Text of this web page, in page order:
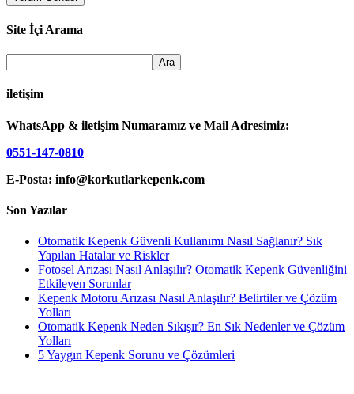
Site İçi Arama
iletişim
WhatsApp & iletişim Numaramız ve Mail Adresimiz:
0551-147-0810
E-Posta: info@korkutlarkepenk.com
Son Yazılar
Otomatik Kepenk Güvenli Kullanımı Nasıl Sağlanır? Sık
Yapılan Hatalar ve Riskler
Fotosel Arızası Nasıl Anlaşılır? Otomatik Kepenk Güvenliğini
Etkileyen Sorunlar
Kepenk Motoru Arızası Nasıl Anlaşılır? Belirtiler ve Çözüm
Yolları
Otomatik Kepenk Neden Sıkışır? En Sık Nedenler ve Çözüm
Yolları
5 Yaygın Kepenk Sorunu ve Çözümleri